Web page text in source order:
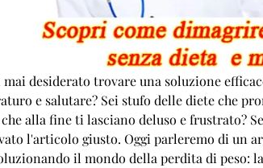
mai desiderato trovare una soluzione
e salutare? Sei stufo delle diete che
alla fine ti lasciano deluso e frustrato?
l'articolo giusto. Oggi parleremo di un
il mondo della perdita di peso: